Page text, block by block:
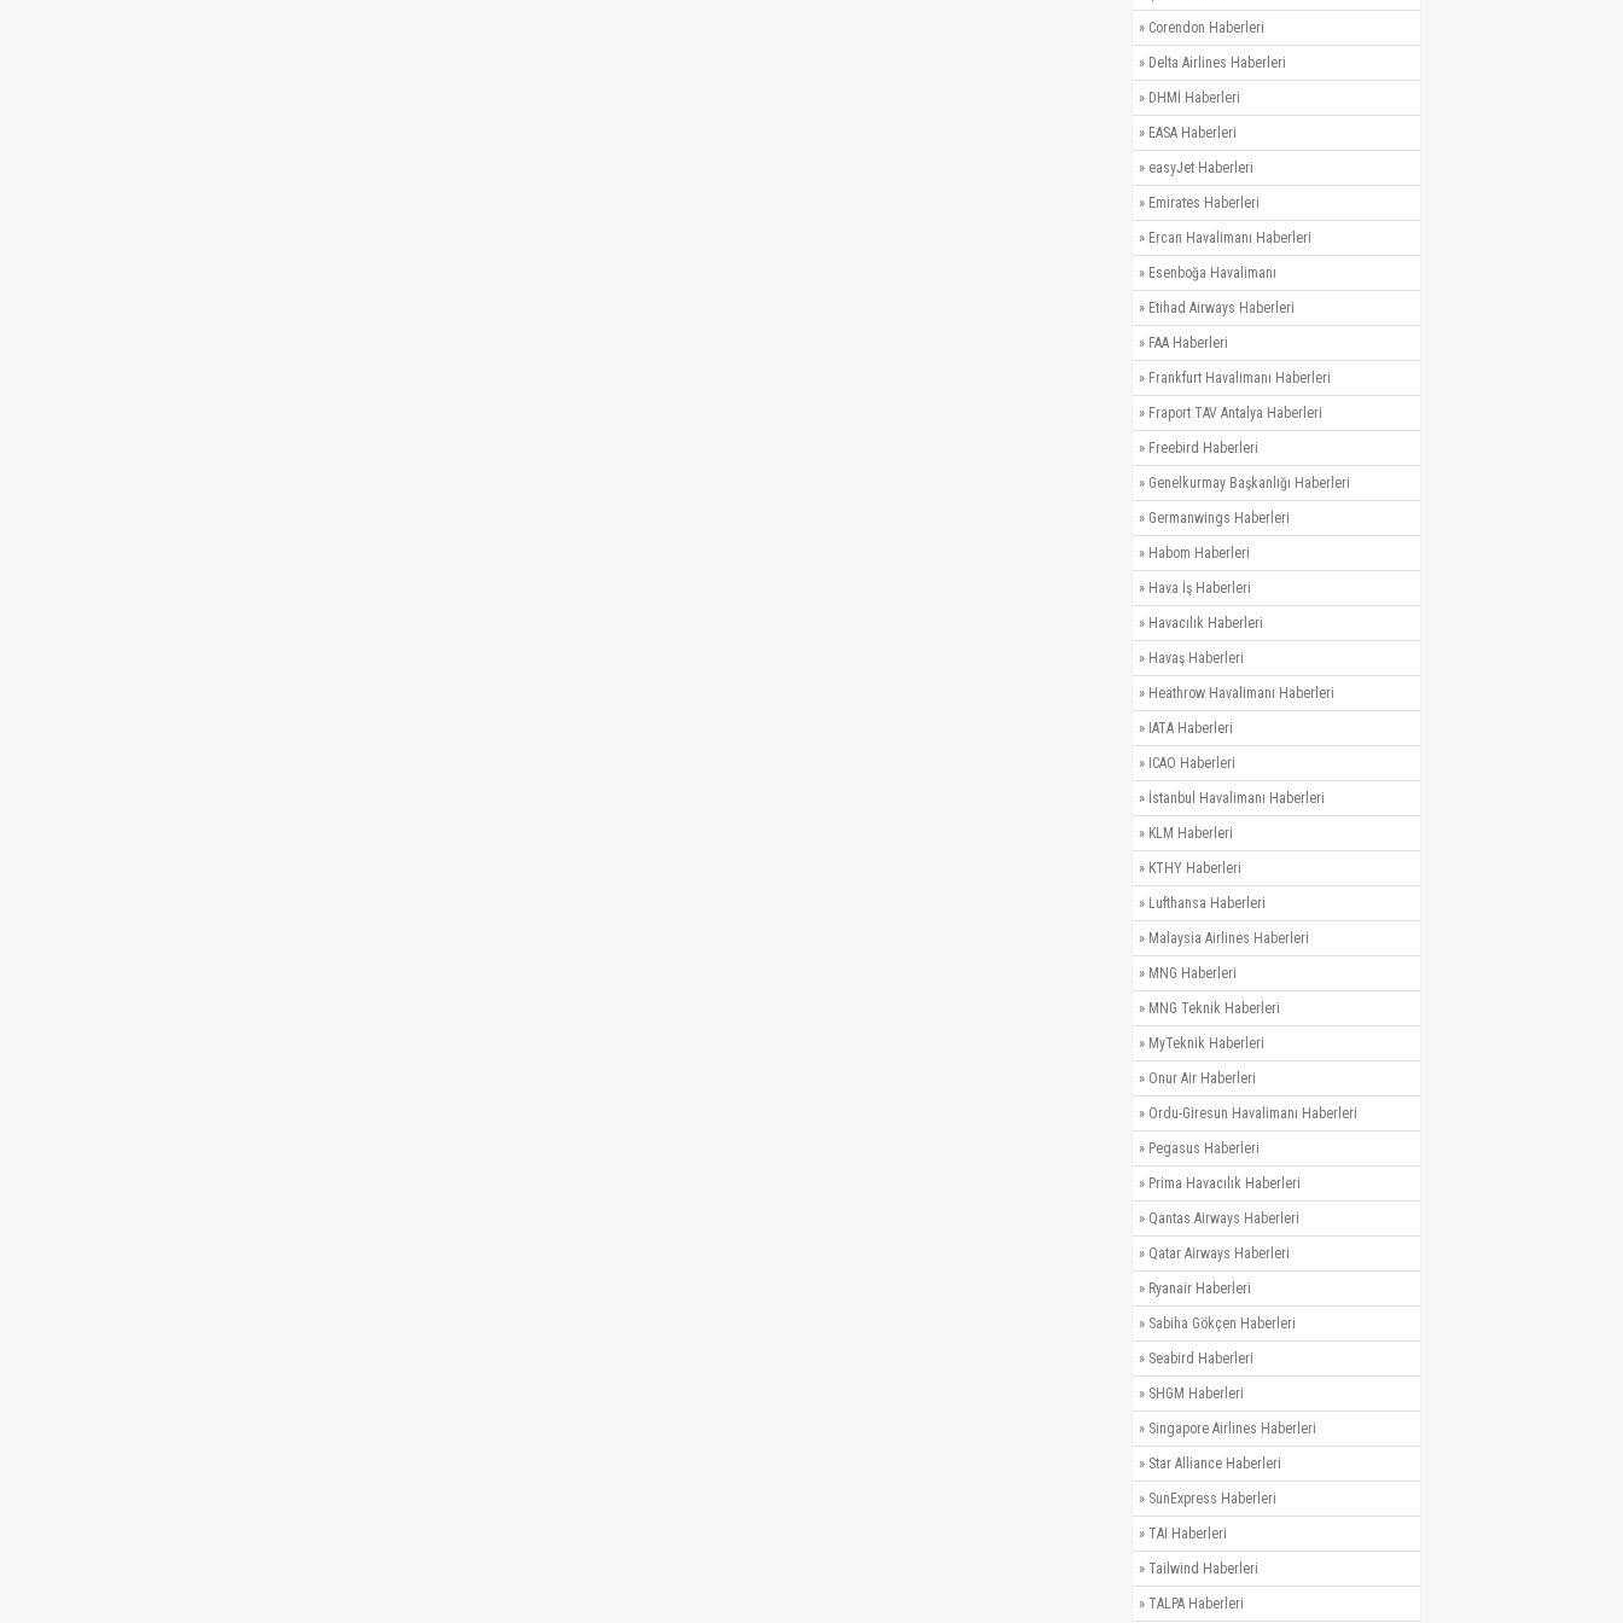
» Corendon Haberleri
» Delta Airlines Haberleri
» DHMİ Haberleri
» EASA Haberleri
» easyJet Haberleri
» Emirates Haberleri
» Ercan Havalimanı Haberleri
» Esenboğa Havalimanı
» Etihad Airways Haberleri
» FAA Haberleri
» Frankfurt Havalimanı Haberleri
» Fraport TAV Antalya Haberleri
» Freebird Haberleri
» Genelkurmay Başkanlığı Haberleri
» Germanwings Haberleri
» Habom Haberleri
» Hava İş Haberleri
» Havacılık Haberleri
» Havaş Haberleri
» Heathrow Havalimanı Haberleri
» IATA Haberleri
» ICAO Haberleri
» İstanbul Havalimanı Haberleri
» KLM Haberleri
» KTHY Haberleri
» Lufthansa Haberleri
» Malaysia Airlines Haberleri
» MNG Haberleri
» MNG Teknik Haberleri
» MyTeknik Haberleri
» Onur Air Haberleri
» Ordu-Giresun Havalimanı Haberleri
» Pegasus Haberleri
» Prima Havacılık Haberleri
» Qantas Airways Haberleri
» Qatar Airways Haberleri
» Ryanair Haberleri
» Sabiha Gökçen Haberleri
» Seabird Haberleri
» SHGM Haberleri
» Singapore Airlines Haberleri
» Star Alliance Haberleri
» SunExpress Haberleri
» TAI Haberleri
» Tailwind Haberleri
» TALPA Haberleri